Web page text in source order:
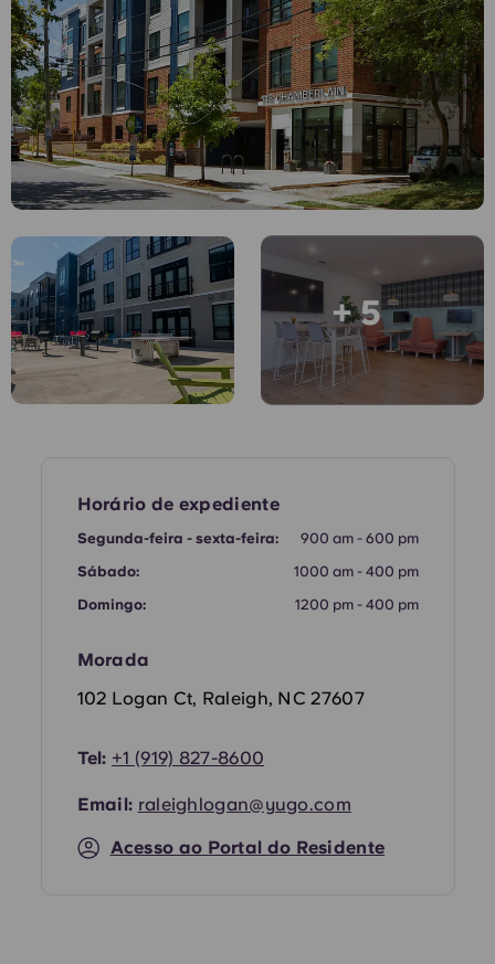
English (GB)
English (US)
Chinese
Español
Català
Deutsch
Italian
Portuguese
Selecione um país
Selecione uma cidade
Selecione uma residência
Iniciar sessão
Reservar agora
+ 5
Horário de expediente
Segunda-feira - sexta-feira:
900 am - 600 pm
Sábado:
1000 am - 400 pm
Domingo:
1200 pm - 400 pm
Morada
102 Logan Ct, Raleigh, NC 27607
Tel: +1 (919) 827-8600
Email: raleighlogan@yugo.com
Acesso ao Portal do Residente